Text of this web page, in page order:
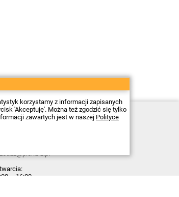
Firma Piekarz Sp. z o.o.
206
– 16:00
korzystamy z informacji zapisanych
'Akceptuję'. Można też zgodzić się tylko
zawartych jest w naszej Polityce